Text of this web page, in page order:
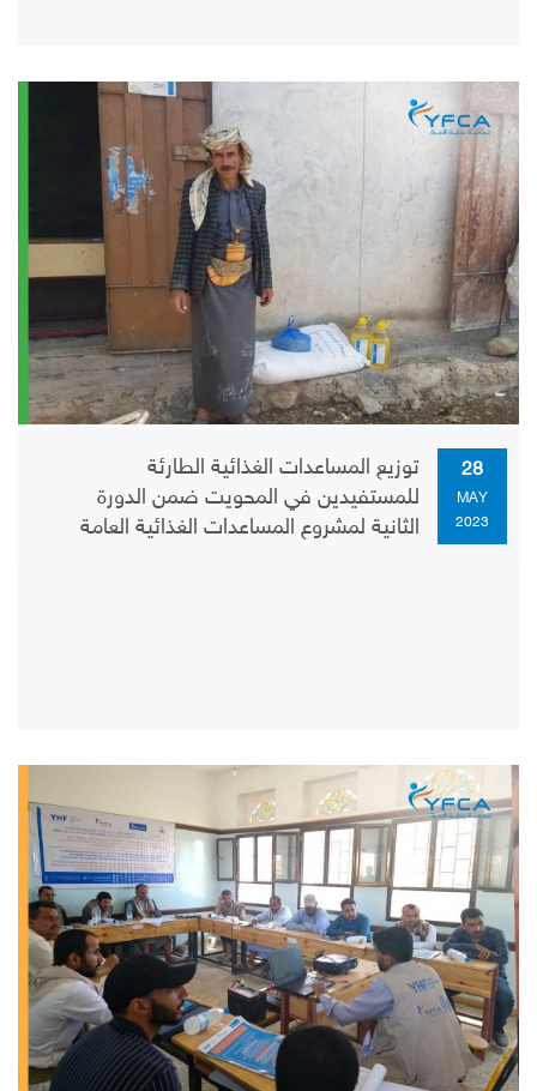
28
MAY
2023
توزيع المساعدات الغذائية الطارئة
للمستفيدين في المحويت ضمن الدورة
الثانية لمشروع المساعدات الغذائية العامة